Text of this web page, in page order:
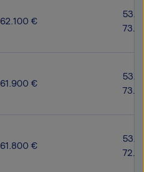
62.100 €
61.900 €
61.800 €